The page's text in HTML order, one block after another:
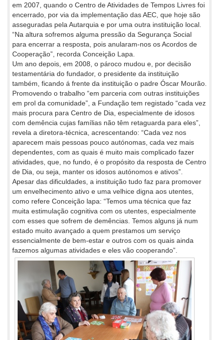
em 2007, quando o Centro de Atividades de Tempos Livres foi
encerrado, por via da implementação das AEC, que hoje são
asseguradas pela Autarquia e por uma outra instituição local.
“Na altura sofremos alguma pressão da Segurança Social
para encerrar a resposta, pois anularam-nos os Acordos de
Cooperação”, recorda Conceição Lapa.
Um ano depois, em 2008, o pároco mudou e, por decisão
testamentária do fundador, o presidente da instituição
também, ficando á frente da instituição o padre Óscar Mourão.
Promovendo o trabalho “em parceria com outras instituições
em prol da comunidade”, a Fundação tem registado “cada vez
mais procura para Centro de Dia, especialmente de idosos
com demência cujas famílias não têm retaguarda para eles”,
revela a diretora-técnica, acrescentando: “Cada vez nos
aparecem mais pessoas pouco autónomas, cada vez mais
dependentes, com as quais é muito mais complicado fazer
atividades, que, no fundo, é o propósito da resposta de Centro
de Dia, ou seja, manter os idosos autónomos e ativos”.
Apesar das dificuldades, a instituição tudo faz para promover
um envelhecimento ativo e uma velhice digna aos utentes,
como refere Conceição lapa: “Temos uma técnica que faz
muita estimulação cognitiva com os utentes, especialmente
com esses que sofrem de demências. Temos alguns já num
estado muito avançado a quem prestamos um serviço
essencialmente de bem-estar e outros com os quais ainda
fazemos algumas atividades e eles vão cooperando”.